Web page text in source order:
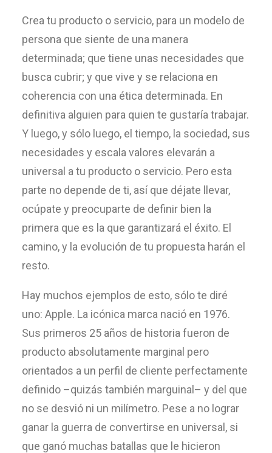
Crea tu producto o servicio, para un modelo de
persona que siente de una manera
determinada; que tiene unas necesidades que
busca cubrir; y que vive y se relaciona en
coherencia con una ética determinada. En
definitiva alguien para quien te gustaría trabajar.
Y luego, y sólo luego, el tiempo, la sociedad, sus
necesidades y escala valores elevarán a
universal a tu producto o servicio. Pero esta
parte no depende de ti, así que déjate llevar,
ocúpate y preocuparte de definir bien la
primera que es la que garantizará el éxito. El
camino, y la evolución de tu propuesta harán el
resto.
Hay muchos ejemplos de esto, sólo te diré
uno: Apple. La icónica marca nació en 1976.
Sus primeros 25 años de historia fueron de
producto absolutamente marginal pero
orientados a un perfil de cliente perfectamente
definido –quizás también marguinal– y del que
no se desvió ni un milímetro. Pese a no lograr
ganar la guerra de convertirse en universal, si
que ganó muchas batallas que le hicieron